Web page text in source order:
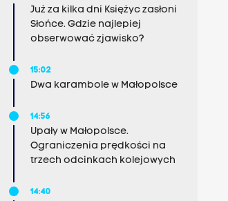
Już za kilka dni Księżyc zasłoni
Słońce. Gdzie najlepiej
obserwować zjawisko?
15:02
Dwa karambole w Małopolsce
14:56
Upały w Małopolsce.
Ograniczenia prędkości na
trzech odcinkach kolejowych
14:40